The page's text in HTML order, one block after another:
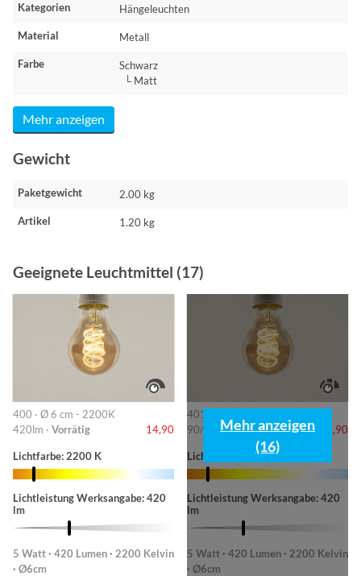
Kategorien Hängeleuchten
Material Metall
Farbe
Schwarz
└ Matt
Mehr anzeigen
Gewicht
Paketgewicht 2.00 kg
Artikel 1.20 kg
Geeignete Leuchtmittel (17)
400 · Ø 6 cm - 2200K
420lm · Vorrätig 14,90
Lichtfarbe: 2200 K
Lichtleistung Werksangabe: 420
lm
5 Watt · 420 Lumen · 2200 Kelvin
· Ø6cm
401 · 6cm-2200K
90/220/420lm ·Vorrätig 14,90
Lichtfarbe: 2200 K
Lichtleistung Werksangabe: 420
lm
5 Watt · 420 Lumen · 2200 Kelvin
· Ø6cm
Mehr anzeigen
(16)